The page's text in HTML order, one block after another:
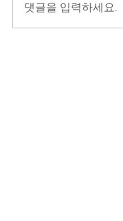
댓글을 입력하세요.